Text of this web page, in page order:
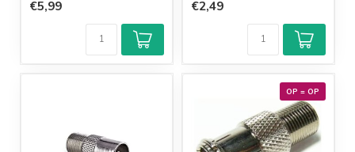
€5,99 €2,49
OP = OP